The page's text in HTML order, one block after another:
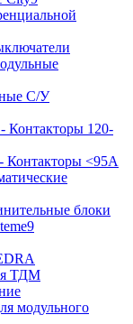
C/У
Контакторы 120-
Контакторы <95A
блоки
ТДМ
модульного